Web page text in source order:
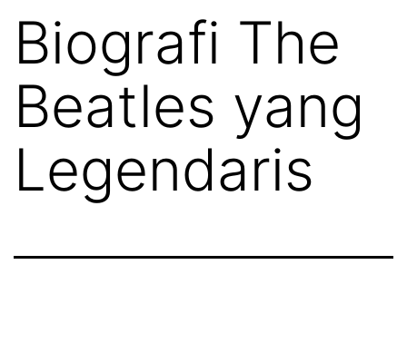
Biografi The
Beatles yang
Legendaris